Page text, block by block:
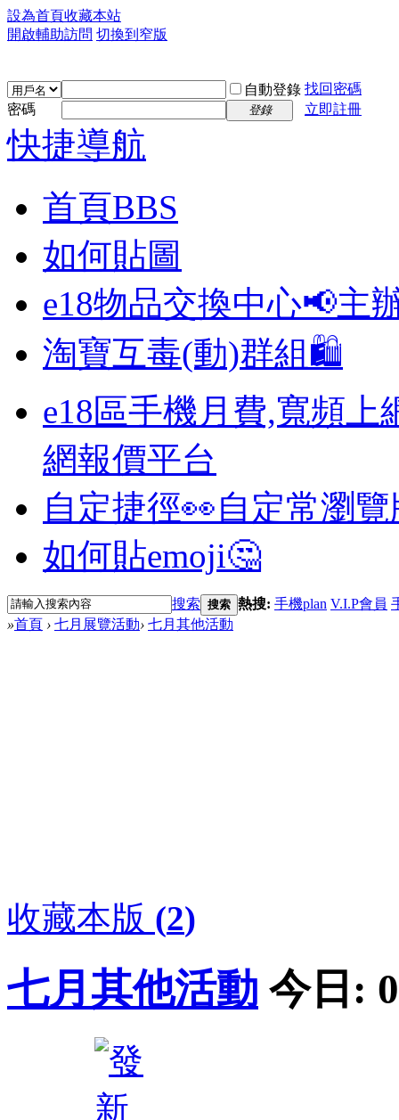
設為首頁收藏本站
開啟輔助訪問 切換到窄版
自動登錄 找回密碼
密碼
登錄 立即註冊
快捷導航
首頁BBS
如何貼圖
e18物品交換中心📢主
淘寶互毒(動)群組🛍️
e18區手機月費,寬頻上
網報價平台
自定捷徑👀自定常瀏
如何貼emoji🤔
搜索 搜索 熱搜: 手機plan V.I.P會員
»首頁 › 七月展覽活動› 七月其他活動
收藏本版 (2)
七月其他活動 今日: 0